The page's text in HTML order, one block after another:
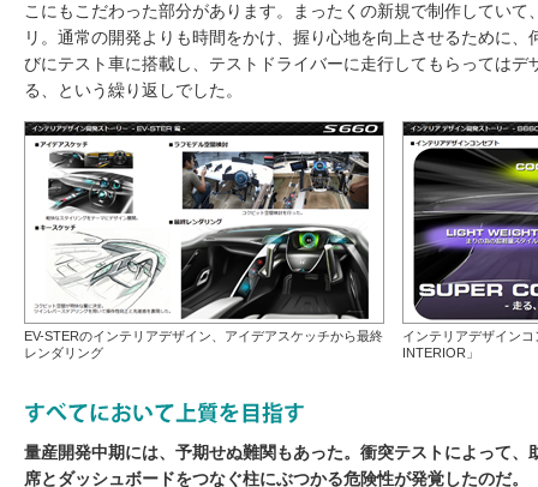
こにもこだわった部分があります。まったくの新規で制作してい
リ。通常の開発よりも時間をかけ、握り心地を向上させるために、
びにテスト車に搭載し、テストドライバーに走行してもらってはデ
る、という繰り返しでした。
EV-STERのインテリアデザイン、アイデアスケッチから最終
レンダリング
インテリアデザイン
INTERIOR」
量産開発中期には、予期せぬ難関もあった。衝突テストによって、
席とダッシュボードをつなぐ柱にぶつかる危険性が発覚したのだ。